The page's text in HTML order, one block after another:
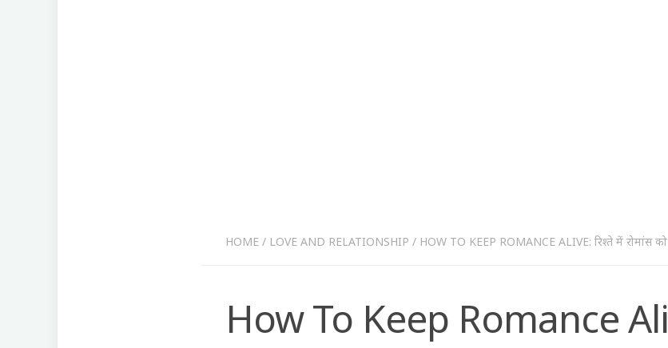
HOME / LOVE AND RELATIONSHIP / HOW TO KEEP ROMANCE ALIVE: रिश्ते में रोमांस
How To Keep Romance